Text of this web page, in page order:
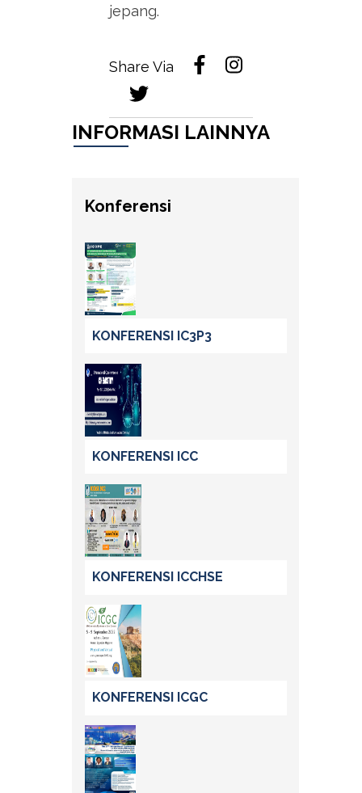
jepang.
Share Via
INFORMASI LAINNYA
Konferensi
KONFERENSI IC3P3
KONFERENSI ICC
KONFERENSI ICCHSE
KONFERENSI ICGC